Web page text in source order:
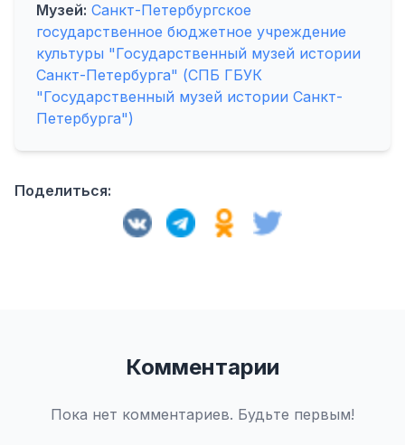
Музей: Санкт-Петербургское
государственное бюджетное учреждение
культуры "Государственный музей истории
Санкт-Петербурга" (СПБ ГБУК
"Государственный музей истории Санкт-
Петербурга")
Поделиться:
Комментарии
Пока нет комментариев. Будьте первым!